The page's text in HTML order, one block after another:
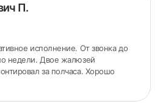
П.
исполнение. От звонка до
недели. Двое жалюзей
за полчаса. Хорошо